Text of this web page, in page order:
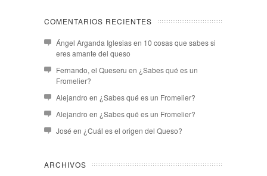
COMENTARIOS RECIENTES
Ángel Arganda Iglesiasen 10 cosas que sabes si
eres amante del queso
Fernando, el Queseru en ¿Sabes qué es un
Fromelier?
Alejandro en ¿Sabes qué es un Fromelier?
Alejandro en ¿Sabes qué es un Fromelier?
José en ¿Cuál es el origen del Queso?
ARCHIVOS